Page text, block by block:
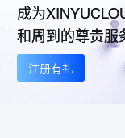
成为
和周到的尊贵服
注册有礼